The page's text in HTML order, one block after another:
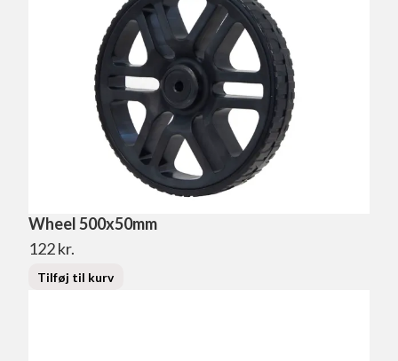
Wheel 500x50mm
122kr.
Tilføj til kurv